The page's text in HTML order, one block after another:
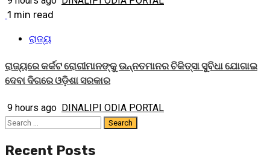
1 min read
ରାଜ୍ୟ
ରାଜ୍ୟରେ କର୍କଟ ରୋଗୀମାନଙ୍କୁ ଉନ୍ନତମାନର ଚିକିତ୍ସା ସୁବିଧା ଯୋଗାଇ
ଦେବା ଦିଗରେ ଓଡ଼ିଶା ସରକାର
9 hours ago DINALIPI ODIA PORTAL
Search
Recent Posts